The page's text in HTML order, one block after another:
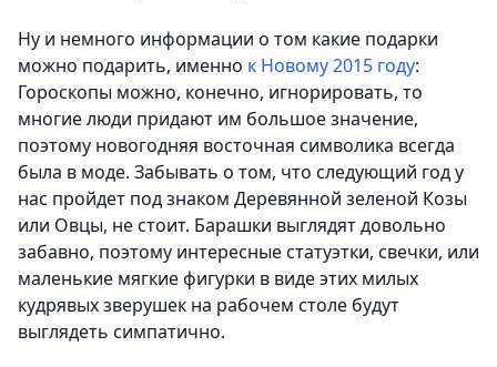
Ну и немного информации о том какие подарки
можно подарить, именно к Новому 2015 году:
Гороскопы можно, конечно, игнорировать, то
многие люди придают им большое значение,
поэтому новогодняя восточная символика всегда
была в моде. Забывать о том, что следующий год у
нас пройдет под знаком Деревянной зеленой Козы
или Овцы, не стоит. Барашки выглядят довольно
забавно, поэтому интересные статуэтки, свечки, или
маленькие мягкие фигурки в виде этих милых
кудрявых зверушек на рабочем столе будут
выглядеть симпатично.